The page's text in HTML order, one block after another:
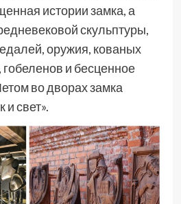
истории замка, а
скульптуры,
оружия, кованых
и бесценное
во дворах замка
и свет».